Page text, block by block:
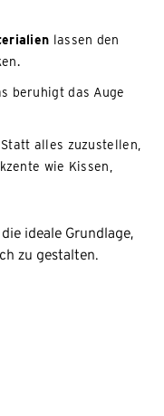
lassen den
beruhigt das Auge
alles zuzustellen,
wie Kissen,
ideale Grundlage,
zu gestalten.